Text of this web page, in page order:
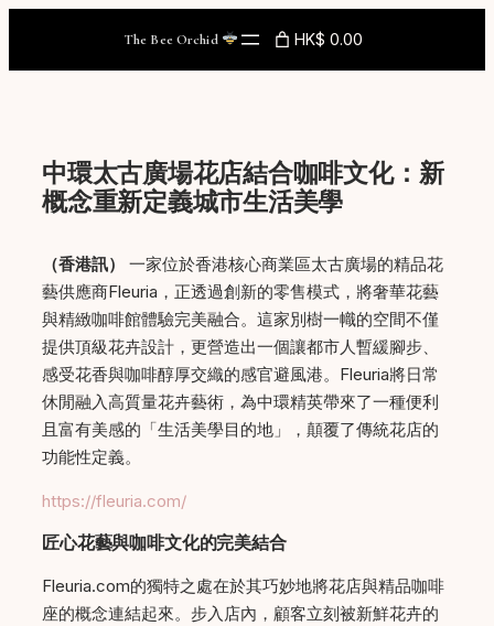
content
The Bee Orchid HK$ 0.00
中環太古廣場花店結合咖啡文化：新
概念重新定義城市生活美學
（香港訊）
一家位於香港核心商業區太古廣場的精品花
藝供應商Fleuria，正透過創新的零售模式，將奢華花藝
與精緻咖啡館體驗完美融合。這家別樹一幟的空間不僅
提供頂級花卉設計，更營造出一個讓都市人暫緩腳步、
感受花香與咖啡醇厚交織的感官避風港。Fleuria將日常
休閒融入高質量花卉藝術，為中環精英帶來了一種便利
且富有美感的「生活美學目的地」，顛覆了傳統花店的
功能性定義。
https://fleuria.com/
匠心花藝與咖啡文化的完美結合
Fleuria.com的獨特之處在於其巧妙地將花店與精品咖啡
座的概念連結起來。步入店內，顧客立刻被新鮮花卉的